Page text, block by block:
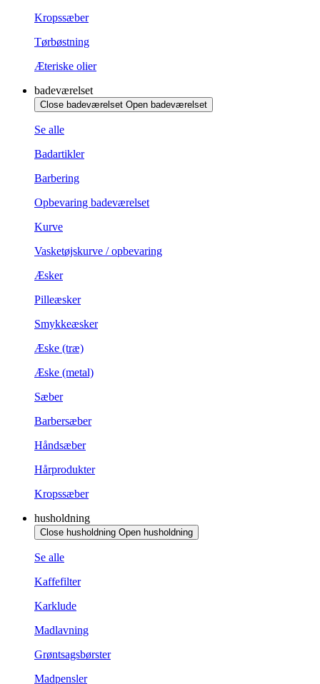
Kropssæber
Tørbøstning
Æteriske olier
badeværelset
Close badeværelset Open badeværelset
Se alle
Badartikler
Barbering
Opbevaring badeværelset
Kurve
Vasketøjskurve / opbevaring
Æsker
Pilleæsker
Smykkeæsker
Æske (træ)
Æske (metal)
Sæber
Barbersæber
Håndsæber
Hårprodukter
Kropssæber
husholdning
Close husholdning Open husholdning
Se alle
Kaffefilter
Karklude
Madlavning
Grøntsagsbørster
Madpensler